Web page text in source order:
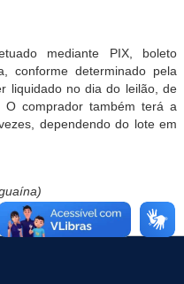
mediante PIX, boleto
conforme determinado pela
liquidado no dia do leilão, de
comprador também terá a
dependendo do lote em